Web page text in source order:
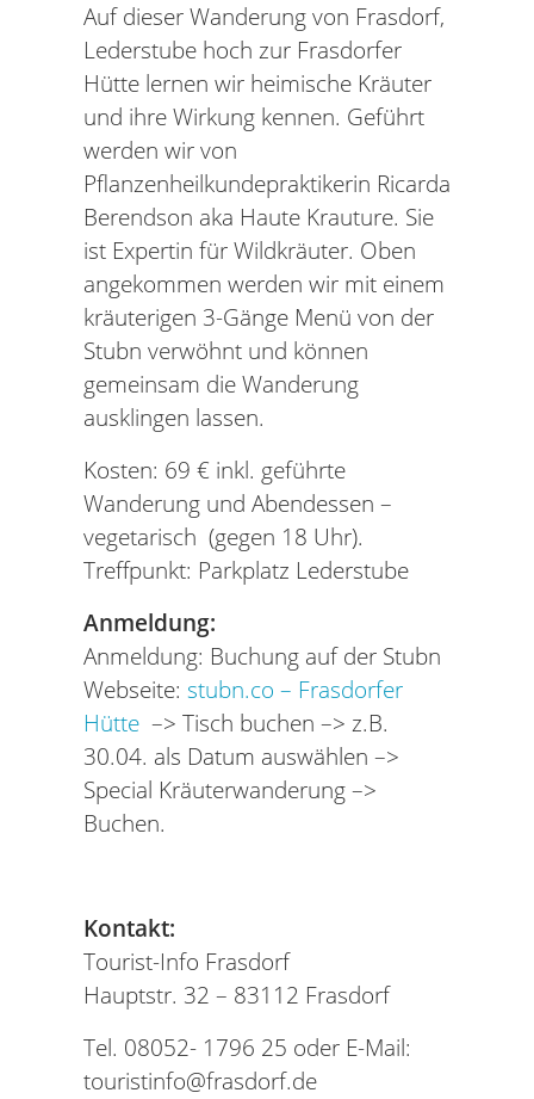
Auf dieser Wanderung von Frasdorf,
Lederstube hoch zur Frasdorfer
Hütte lernen wir heimische Kräuter
und ihre Wirkung kennen. Geführt
werden wir von
Pflanzenheilkundepraktikerin Ricarda
Berendson aka Haute Krauture. Sie
ist Expertin für Wildkräuter. Oben
angekommen werden wir mit einem
kräuterigen 3-Gänge Menü von der
Stubn verwöhnt und können
gemeinsam die Wanderung
ausklingen lassen.
Kosten: 69 € inkl. geführte
Wanderung und Abendessen –
vegetarisch (gegen 18 Uhr).
Treffpunkt: Parkplatz Lederstube
Anmeldung:
Anmeldung: Buchung auf der Stubn
Webseite: stubn.co – Frasdorfer
Hütte –> Tisch buchen –> z.B.
30.04. als Datum auswählen –>
Special Kräuterwanderung –>
Buchen.
Kontakt:
Tourist-Info Frasdorf
Hauptstr. 32 – 83112 Frasdorf
Tel. 08052- 1796 25 oder E-Mail:
touristinfo@frasdorf.de